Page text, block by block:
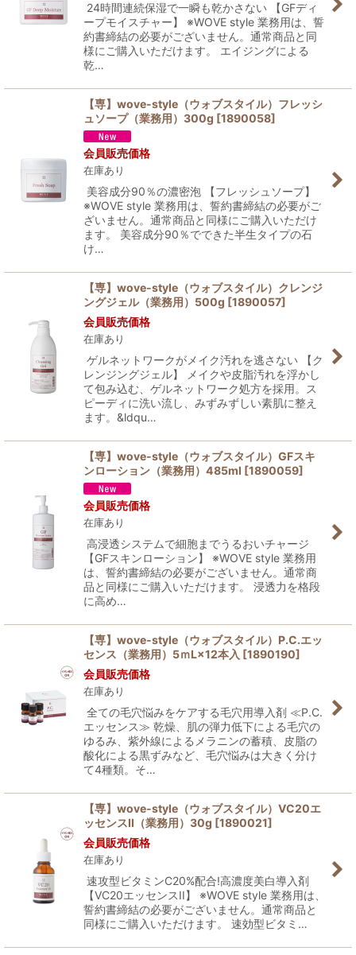
24時間連続保湿で一瞬も乾かさない 【GFディ
ープモイスチャー】 ※WOVE style 業務用は、誓
約書締結の必要がございません。通常商品と同
様にご購入いただけます。 エイジングによる
乾…
【専】wove-style（ウォブスタイル）フレッシ
ュソープ（業務用）300g [1890058]
会員販売価格
在庫あり
美容成分90％の濃密泡 【フレッシュソープ】
※WOVE style 業務用は、誓約書締結の必要がご
ざいません。通常商品と同様にご購入いただけ
ます。 美容成分90％でできた半生タイプの石
け…
【専】wove-style（ウォブスタイル）クレンジ
ングジェル（業務用）500g [1890057]
会員販売価格
在庫あり
ゲルネットワークがメイク汚れを逃さない 【ク
レンジングジェル】 メイクや皮脂汚れを浮かし
て包み込む、ゲルネットワーク処方を採用。ス
ピーディに洗い流し、みずみずしい素肌に整え
ます。&ldqu…
【専】wove-style（ウォブスタイル）GFスキ
ンローション（業務用）485ml [1890059]
会員販売価格
在庫あり
高浸透システムで細胞までうるおいチャージ
【GFスキンローション】 ※WOVE style 業務用
は、誓約書締結の必要がございません。通常商
品と同様にご購入いただけます。 浸透力を格段
に高め…
【専】wove-style（ウォブスタイル）P.C.エッ
センス（業務用）5ｍL×12本入 [1890190]
会員販売価格
在庫あり
全ての毛穴悩みをケアする毛穴用導入剤 ≪P.C.
エッセンス≫ 乾燥、肌の弾力低下による毛穴の
ゆるみ、紫外線によるメラニンの蓄積、皮脂の
酸化による黒ずみなど、毛穴悩みは大きく分け
て4種類。そ…
【専】wove-style（ウォブスタイル）VC20エ
ッセンスII（業務用）30g [1890021]
会員販売価格
在庫あり
速攻型ビタミンC20%配合!高濃度美白導入剤
【VC20エッセンスII】 ※WOVE style 業務用は、
誓約書締結の必要がございません。通常商品と
同様にご購入いただけます。 速効型ビタミ…